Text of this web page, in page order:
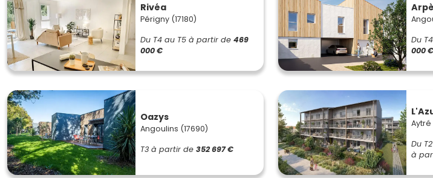
Rivéa
Périgny (17180)
Du T4 au T5 à partir de 469
000 €
Du
000 €
Oazys
Angoulins (17690)
T3 à partir de 352 697 €
Aytré
Du
à